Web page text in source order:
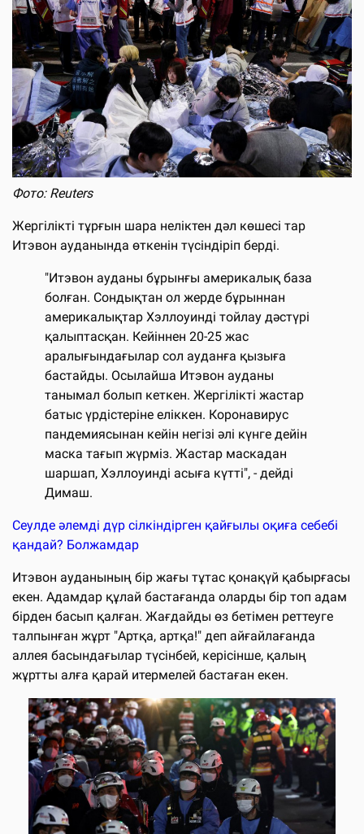
Фото: Reuters
Жергілікті тұрғын шара неліктен дәл көшесі тар
Итэвон ауданында өткенін түсіндіріп берді.
"Итэвон ауданы бұрынғы америкалық база
болған. Сондықтан ол жерде бұрыннан
америкалықтар Хэллоуинді тойлау дәстүрі
қалыптасқан. Кейіннен 20-25 жас
аралығындағылар сол ауданға қызыға
бастайды. Осылайша Итэвон ауданы
танымал болып кеткен. Жергілікті жастар
батыс үрдістеріне еліккен. Коронавирус
пандемиясынан кейін негізі әлі күнге дейін
маска тағып жүрміз. Жастар маскадан
шаршап, Хэллоуинді асыға күтті", - дейді
Димаш.
Сеулде әлемді дүр сілкіндірген қайғылы оқиға себебі
қандай? Болжамдар
Итэвон ауданының бір жағы тұтас қонақүй қабырғасы
екен. Адамдар құлай бастағанда оларды бір топ адам
бірден басып қалған. Жағдайды өз бетімен реттеуге
талпынған жұрт "Артқа, артқа!" деп айғайлағанда
аллея басындағылар түсінбей, керісінше, қалың
жұртты алға қарай итермелей бастаған екен.